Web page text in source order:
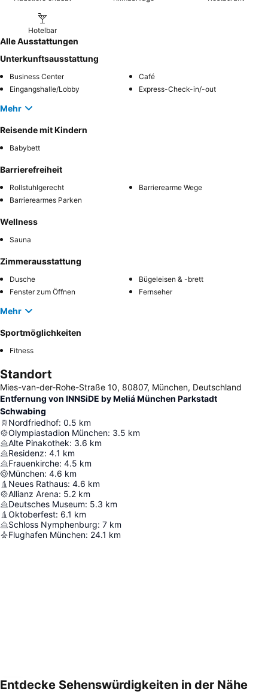
Hotelbar
Alle Ausstattungen
Unterkunftsausstattung
Business Center
Café
Eingangshalle/Lobby
Express-Check-in/-out
Mehr
Reisende mit Kindern
Babybett
Barrierefreiheit
Rollstuhlgerecht
Barrierearme Wege
Barrierearmes Parken
Wellness
Sauna
Zimmerausstattung
Dusche
Bügeleisen & -brett
Fenster zum Öffnen
Fernseher
Mehr
Sportmöglichkeiten
Fitness
Standort
Mies-van-der-Rohe-Straße 10, 80807, München, Deutschland
Entfernung von INNSiDE by Meliá München Parkstadt
Schwabing
Nordfriedhof: 0.5 km
Olympiastadion München: 3.5 km
Alte Pinakothek: 3.6 km
Residenz: 4.1 km
Frauenkirche: 4.5 km
München: 4.6 km
Neues Rathaus: 4.6 km
Allianz Arena: 5.2 km
Deutsches Museum: 5.3 km
Oktoberfest: 6.1 km
Schloss Nymphenburg: 7 km
Flughafen München: 24.1 km
Entdecke Sehenswürdigkeiten in der Nähe